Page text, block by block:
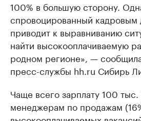
100% в большую сторону.
спровоцированный кадровым
приводит к выравниванию
найти высокооплачиваемую
родном регионе», —
пресс-службы hh.ru Сибирь
Чаще всего зарплату 100
менеджерам по продажам